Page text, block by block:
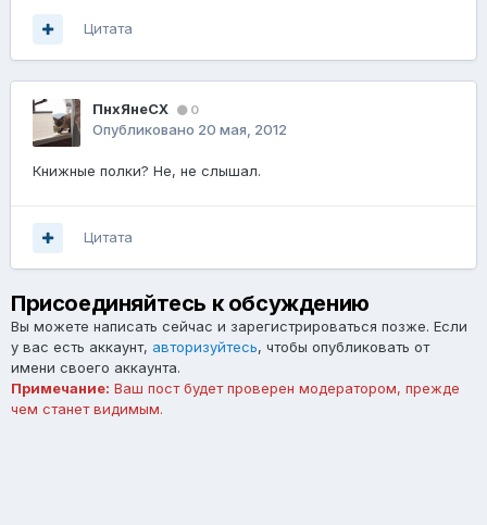
Цитата
ПнхЯнеСХ 0
Опубликовано 20 мая, 2012
Книжные полки? Не, не слышал.
Цитата
Присоединяйтесь к обсуждению
Вы можете написать сейчас и зарегистрироваться позже. Если
у вас есть аккаунт, авторизуйтесь, чтобы опубликовать от
имени своего аккаунта.
Примечание: Ваш пост будет проверен модератором, прежде
чем станет видимым.